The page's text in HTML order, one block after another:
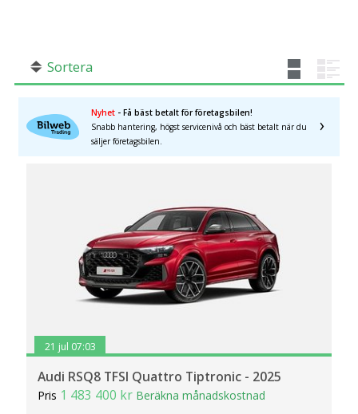
Sortera
Nyhet - Få bäst betalt för företagsbilen!
Snabb hantering, högst servicenivå och bäst betalt när du
säljer företagsbilen.
21 jul 07:03
Audi RSQ8 TFSI Quattro Tiptronic - 2025
Pris 1 483 400 kr Beräkna månadskostnad